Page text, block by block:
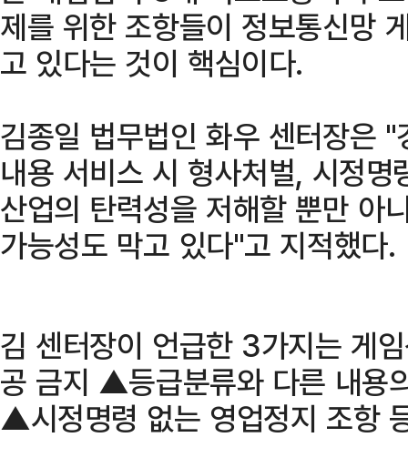
제를 위한 조항들이 정보통신망
고 있다는 것이 핵심이다.
김종일 법무법인 화우 센터장은
내용 서비스 시 형사처벌, 시정
산업의 탄력성을 저해할 뿐만 아
가능성도 막고 있다"고 지적했다.
김 센터장이 언급한 3가지는 게
공 금지 ▲등급분류와 다른 내용
▲시정명령 없는 영업정지 조항